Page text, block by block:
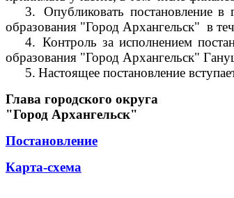
3.
Опубликовать постановление
образования "Город Архангельск" в
4. Контроль за исполнением
образования "Город Архангельск"
5. Настоящее постановление
Глава городского округа
"Город Архангельск"
Постановление
Карта-схема